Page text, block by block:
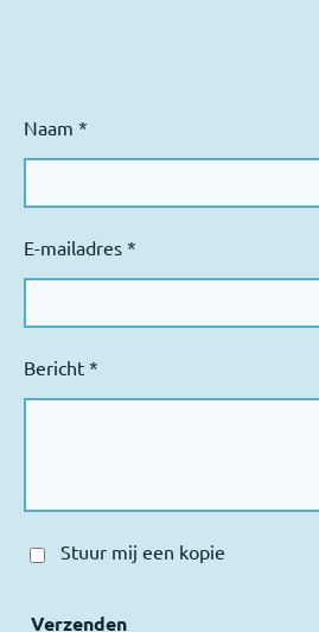
Naam *
E-mailadres *
Bericht *
Stuur mij een kopie
Verzenden